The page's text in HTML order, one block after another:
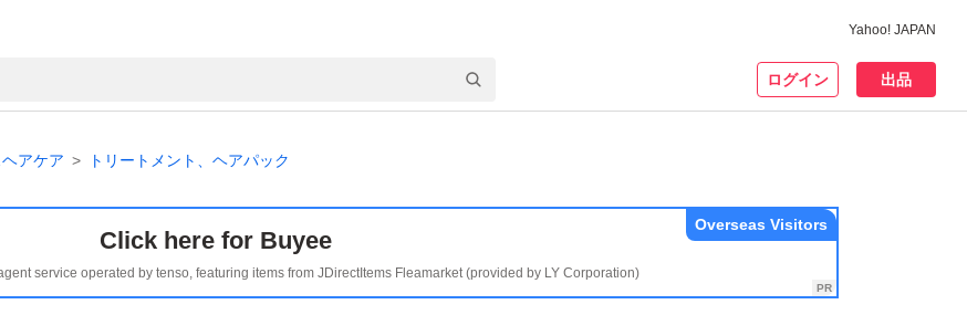
Yahoo! JAPAN
ログイン 出品
アケア トリートメント、ヘアパック
Click here for Buyee
service operated by tenso, featuring items from JDirectItems Fleamarket (provided by LY Corporation)
Overseas Visitors